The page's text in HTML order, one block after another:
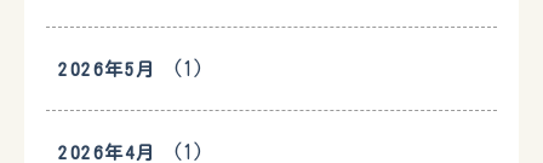
2026年5月 (1)
2026年4月 (1)